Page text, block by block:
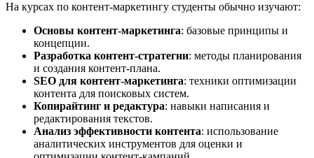
На курсах по контент-маркетингу студенты обычно изучают:
Основы контент-маркетинга: базовые принципы и
концепции.
Разработка контент-стратегии: методы планирования
и создания контент-плана.
SEO для контент-маркетинга: техники оптимизации
контента для поисковых систем.
Копирайтинг и редактура: навыки написания и
редактирования текстов.
Анализ эффективности контента: использование
аналитических инструментов для оценки и